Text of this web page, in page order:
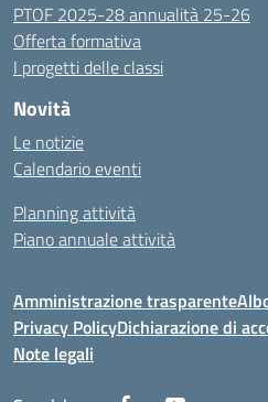
PTOF 2025-28 annualità 25-26
Offerta formativa
I progetti delle classi
Novità
Le notizie
Calendario eventi
Planning attività
Piano annuale attività
Amministrazione trasparente
Privacy PolicyDichiarazione di
Note legali